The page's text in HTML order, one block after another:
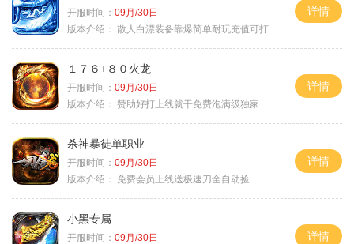
开服时间： 09月/30日
版本介绍： 散人白漂装备靠爆简单耐玩充值可打
详情
１７６+８０火龙
开服时间： 09月/30日
版本介绍： 赞助好打上线就干免费泡满级独家
详情
杀神暴徒单职业
开服时间： 09月/30日
版本介绍： 免费会员上线送极速刀全自动捡
详情
小黑专属
开服时间： 09月/30日
详情